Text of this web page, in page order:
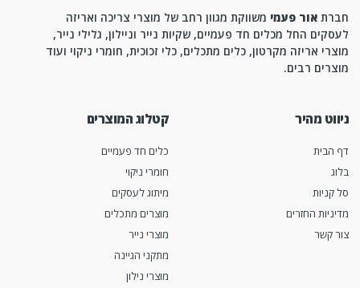
חברת אור פעמי משווקת מגוון רחב של מוצרי צריכה ואריזה
לעסקים החל מכלים חד פעמיים, שקיות נייר וניילון, גלילי נייר,
מוצרי אריזה מקרטון, כלים מתכלים, כלי זכוכית, חומרי ניקוי ועוד
מוצרים רבים.
ניווט מהיר
דף הבית
בלוג
סל קניות
מדיניות החזרים
צור קשר
קטלוג המוצרים
כלים חד פעמיים
חומרי ניקוי
מיתוג לעסקים
מוצרים מתכלים
מוצרי נייר
מתקני הגיינה
מוצרי נילון